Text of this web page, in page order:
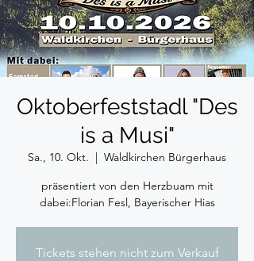
Oktoberfeststadl "Des
is a Musi"
Sa., 10. Okt.
  |
Waldkirchen Bürgerhaus
präsentiert von den Herzbuam mit
dabei:Florian Fesl, Bayerischer Hias
Tickets stehen nicht zum Verkauf